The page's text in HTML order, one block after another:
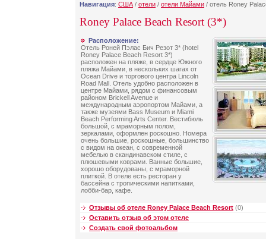
Навигация: США / отели / отели Майами / отель Roney
Roney Palace Beach Resort (3*)
Расположение:
Отель Роней Пэлас Бич Резот 3* (hotel
Roney Palace Beach Resort 3*)
расположен на пляже, в сердце Южного
пляжа Майами, в нескольких шагах от
Ocean Drive и торгового центра Lincoln
Road Mall. Отель удобно расположен в
центре Майами, рядом с финансовым
районом Brickell Avenue и
международным аэропортом Майами, а
также музеями Bass Museum и Miami
Beach Performing Arts Center. Вестибюль
большой, с мраморным полом,
зеркалами, оформлен роскошно. Номера
очень большие, роскошные, большинство
с видом на океан, с современной
мебелью в скандинавском стиле, с
плюшевыми коврами. Ванные большие,
хорошо оборудованы, с мраморной
плиткой. В отеле есть ресторан у
бассейна с тропическими напитками,
лобби-бар, кафе.
Отзывы об отеле Roney Palace Beach Resort (0)
Оставить отзыв об этом отеле
Создать свой фотоальбом